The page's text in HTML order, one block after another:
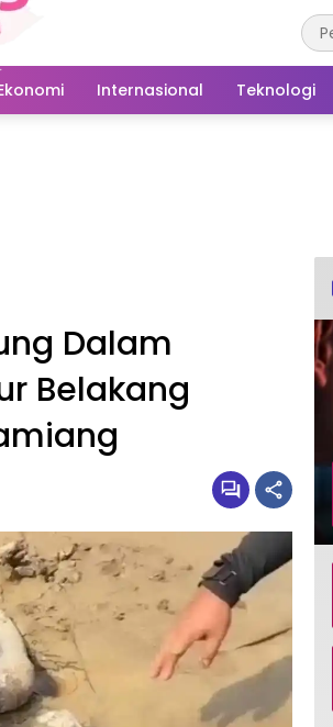
Internasional Teknologi
Dalam
Belakang